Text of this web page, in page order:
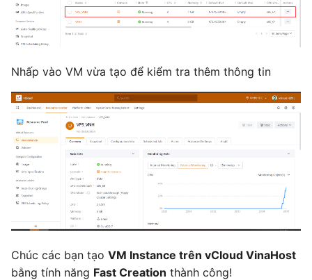
Nhấp vào VM vừa tạo để kiểm tra thêm thông tin
Chúc các bạn tạo VM Instance trên vCloud VinaHost
bằng tính năng Fast Creation thành công!